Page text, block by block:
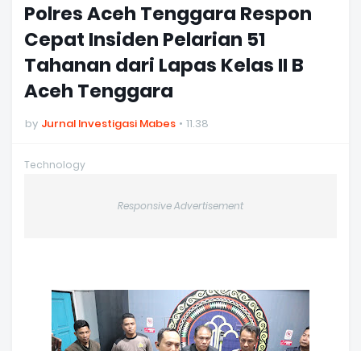
Polres Aceh Tenggara Respon
Cepat Insiden Pelarian 51
Tahanan dari Lapas Kelas II B
Aceh Tenggara
by Jurnal Investigasi Mabes 11.38
Technology
Responsive Advertisement